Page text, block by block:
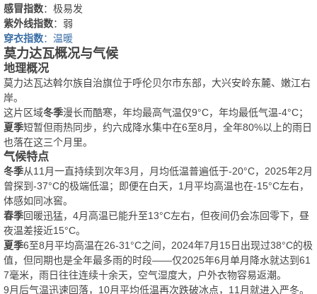
感冒指数：极易发
紫外线指数：弱
穿衣指数：温暖
莫力达瓦概况与气候
地理概况
莫力达瓦达斡尔族自治旗位于呼伦贝尔市东部，大兴安岭东麓、嫩江右
岸。
这片区域冬季漫长而酷寒，年均最高气温仅9°C，年均最低气温-4°C；
夏季短暂但雨热同步，约六成降水集中在6至8月，全年80%以上的雨日
也落在这三个月里。
气候特点
冬季从11月一直持续到次年3月，月均低温普遍低于-20°C，2025年2月
曾探到-37°C的极端低温；即便在白天，1月平均高温也在-15°C左右，
体感如同冰窖。
春季回暖迅猛，4月高温已能升至13°C左右，但夜间仍会冻回零下，昼
夜温差接近15°C。
夏季6至8月平均高温在26-31°C之间，2024年7月15日出现过38°C的极
值，但同期也是全年最多雨的时段——仅2025年6月单月降水就达到61
7毫米，雨日往往连续十余天，空气湿度大，户外衣物容易返潮。
9月后气温迅速回落，10月平均低温再次跌破冰点，11月就进入严冬。